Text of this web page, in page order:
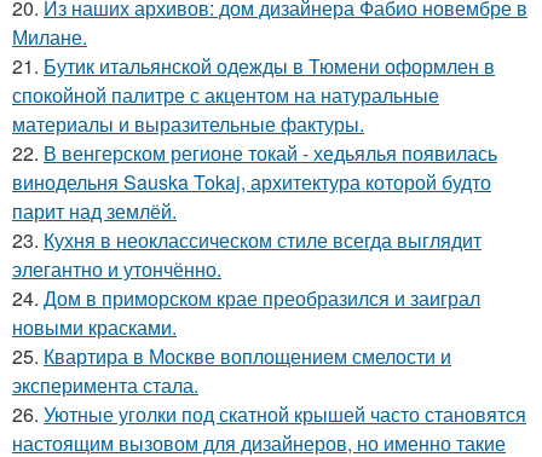
20. Из наших архивов: дом дизайнера Фабио новембре в
Милане.
21. Бутик итальянской одежды в Тюмени оформлен в
спокойной палитре с акцентом на натуральные
материалы и выразительные фактуры.
22. В венгерском регионе токай - хедьялья появилась
винодельня Sauska Tokaj, архитектура которой будто
парит над землёй.
23. Кухня в неоклассическом стиле всегда выглядит
элегантно и утончённо.
24. Дом в приморском крае преобразился и заиграл
новыми красками.
25. Квартира в Москве воплощением смелости и
эксперимента стала.
26. Уютные уголки под скатной крышей часто становятся
настоящим вызовом для дизайнеров, но именно такие